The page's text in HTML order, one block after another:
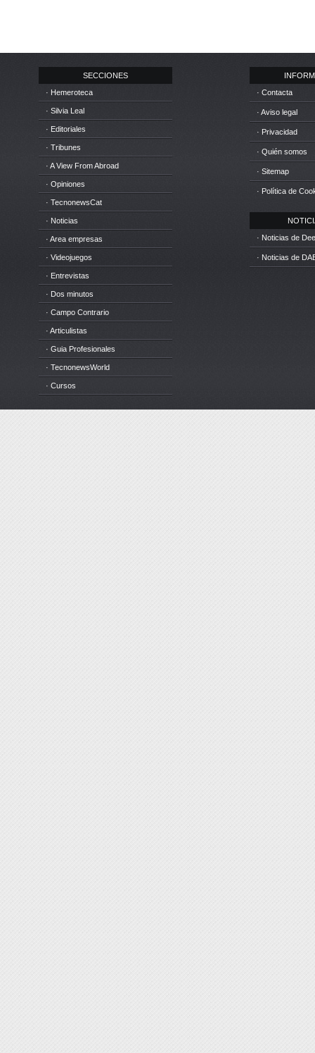
SECCIONES
· Hemeroteca
· Silvia Leal
· Editoriales
· Tribunes
· A View From Abroad
· Opiniones
· TecnonewsCat
· Noticias
· Area empresas
· Videojuegos
· Entrevistas
· Dos minutos
· Campo Contrario
· Articulistas
· Guia Profesionales
· TecnonewsWorld
· Cursos
· Contacta
· Aviso legal
· Privacidad
· Quién somos
· Sitemap
· Política de
· Noticias de
· Noticias de